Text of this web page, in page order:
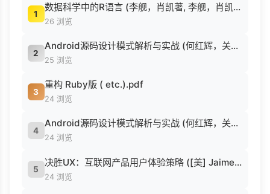
1
数据科学中的R语言 (李舰，肖凯著, 李舰，肖凯著；吴喜之审校, Pdg2Pic).pdf
26 浏览
2
Android源码设计模式解析与实战 (何红辉，关爱民著, 何红辉, 关爱民著, 何红辉, 关爱民).pdf
25 浏览
3
重构 Ruby版 ( etc.).pdf
24 浏览
4
Android源码设计模式解析与实战 (何红辉，关爱民著, 何红辉, 关爱民著, 何红辉, 关爱民).pdf
24 浏览
5
决胜UX：互联网产品用户体验策略 ([美] Jaime Levy [[美] Jaime Levy]).epub
24 浏览